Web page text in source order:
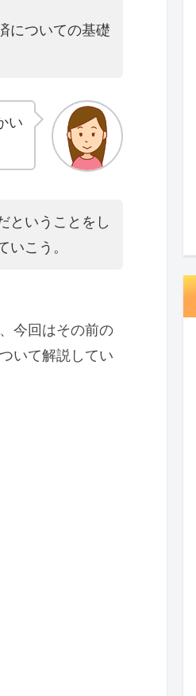
についての基礎
い
ということをし
こう。
今回はその前の
いて解説してい